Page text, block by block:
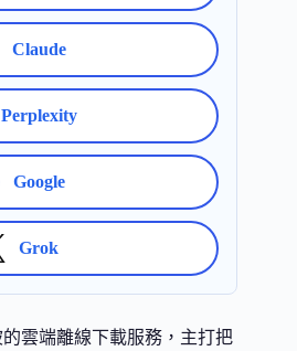
Claude
Perplexity
Google
Grok
雲端離線下載服務，主打把